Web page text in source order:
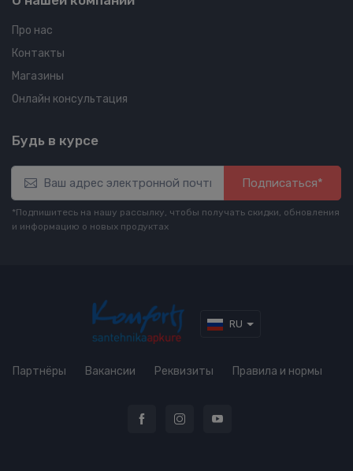
Про нас
Контакты
Магазины
Онлайн консультация
Будь в курсе
Подписаться*
*Подпишитесь на нашу рассылку, чтобы получать скидки, обновления
и информацию о новых продуктах
RU
Партнёры Вакансии Реквизиты Правила и нормы